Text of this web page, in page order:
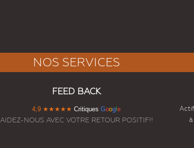
NOS SERVICES
FEED BACK
4,9 ★★★★★ Critiques Goog e
AIDEZ-NOUS AVEC VOTRE RETOUR POSITIF!!
Actif
à